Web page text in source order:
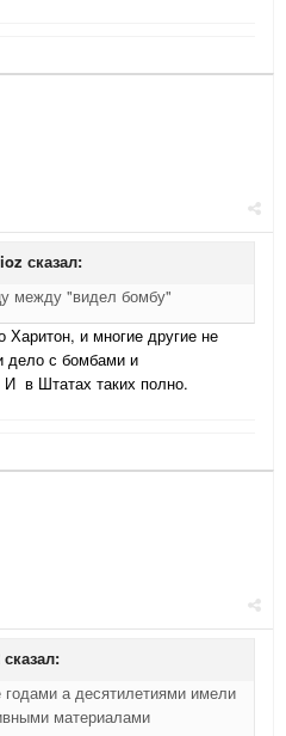
сказал:
между "видел бомбу"
и многие другие не
дело с бомбами и
в Штатах таких полно.
сказал:
а десятилетиями имели
материалами